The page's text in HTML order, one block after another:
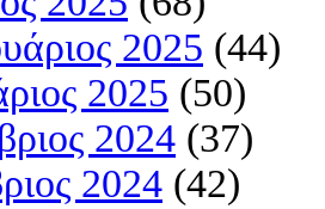
2025 (44)
2025 (50)
2024 (37)
2024 (42)